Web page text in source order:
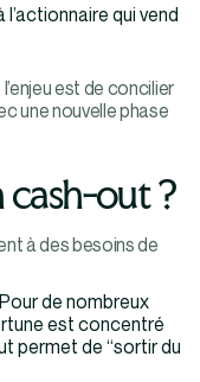
qui vend
l’enjeu est de concilier
une nouvelle phase
cash-out ?
à des besoins de
Pour de nombreux
est concentré
permet de “sortir du